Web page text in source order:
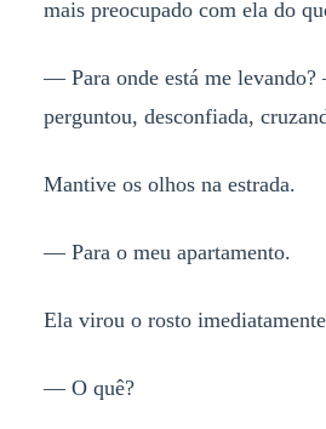
mais preocupado com ela do
— Para onde está me
perguntou, desconfiada,
Mantive os olhos na estrada.
— Para o meu apartamento.
Ela virou o rosto
— O quê?